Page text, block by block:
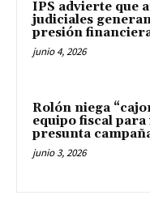
IPS advierte que
judiciales
presión
junio 4, 2026
Rolón niega
equipo fiscal
presunta
junio 3, 2026